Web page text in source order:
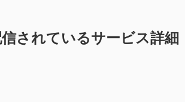
されているサービス詳細